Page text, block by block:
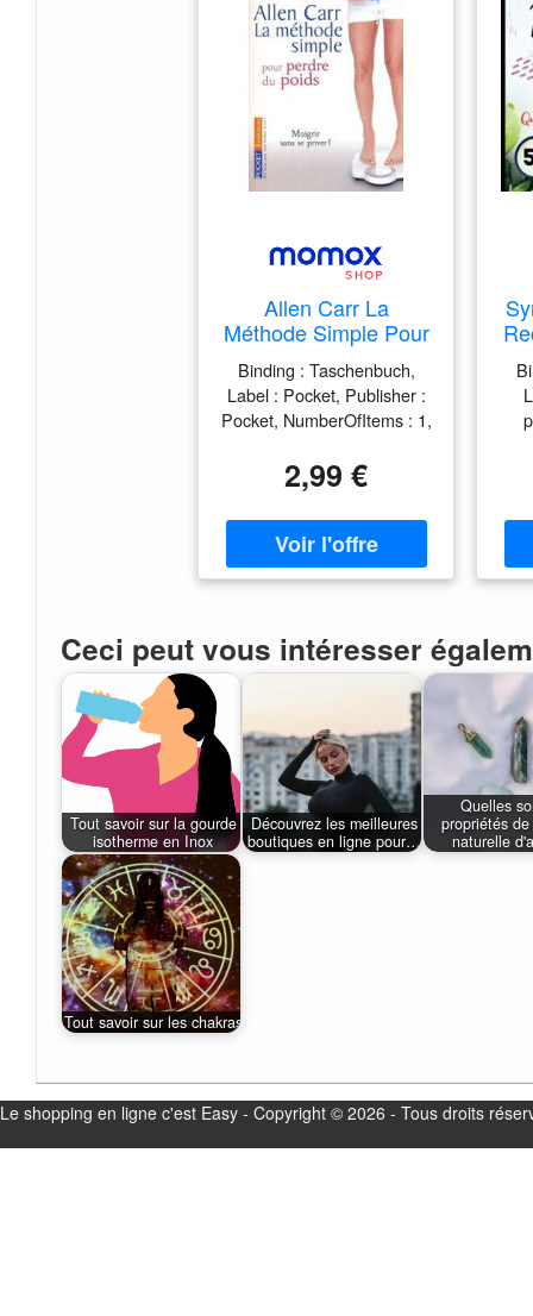
Allen Carr La
Méthode Simple Pour
Perdre Du Poids :
Maigrir Sans Se
Priver !
Binding : Taschenbuch,
Label : Pocket, Publisher :
Pocket, NumberOfItems : 1,
publicationDate : 2007-01-
05, authors : Allen Carr,
languages : french, ISBN :
2266162837
2,99 €
Ceci peut vous intéresser
Tout savoir sur la gourde
isotherme en Inox
Découvrez les meilleures
boutiques en ligne pour…
Quelles
propriétés
naturelle
Tout savoir sur les chakras
Le shopping en ligne c'est Easy - Copyright © 2026 - Tous droits